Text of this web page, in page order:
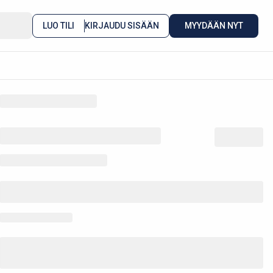
LUO TILI KIRJAUDU SISÄÄN MYYDÄÄN NYT